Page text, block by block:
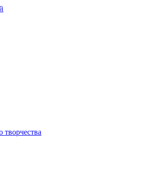
творчества